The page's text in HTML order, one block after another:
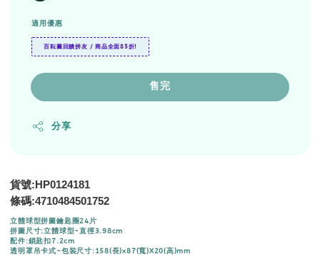
適用優惠
百耘圖回饋拼友 / 商品全面85折!
售完
分享
貨號:HP0124181
條碼:4710484501752
立體球型拼圖鑰匙圈24片
拼圖尺寸:立體球型-直徑3.98cm
配件:鎖匙扣7.2cm
透明罩吊卡式-包裝尺寸:158(長)x87(寬)X20(高)mm